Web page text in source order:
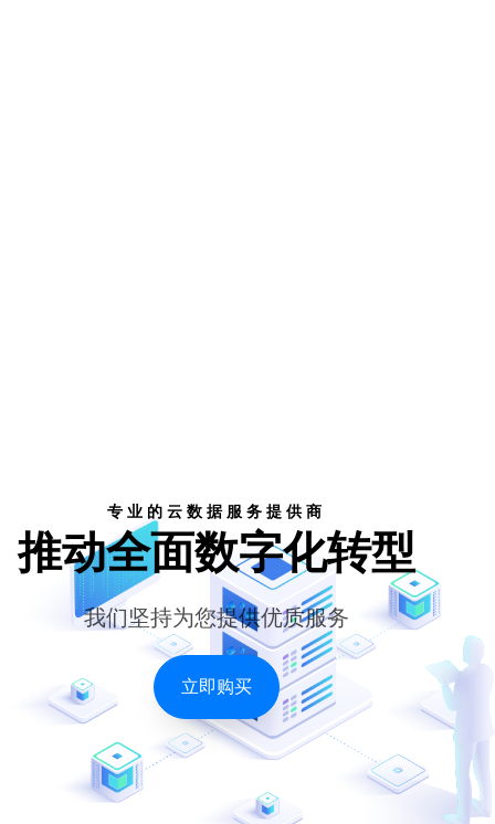
专业的云数据服务提供商
推动全面数字化转型
我们坚持为您提供优质服务
立即购买